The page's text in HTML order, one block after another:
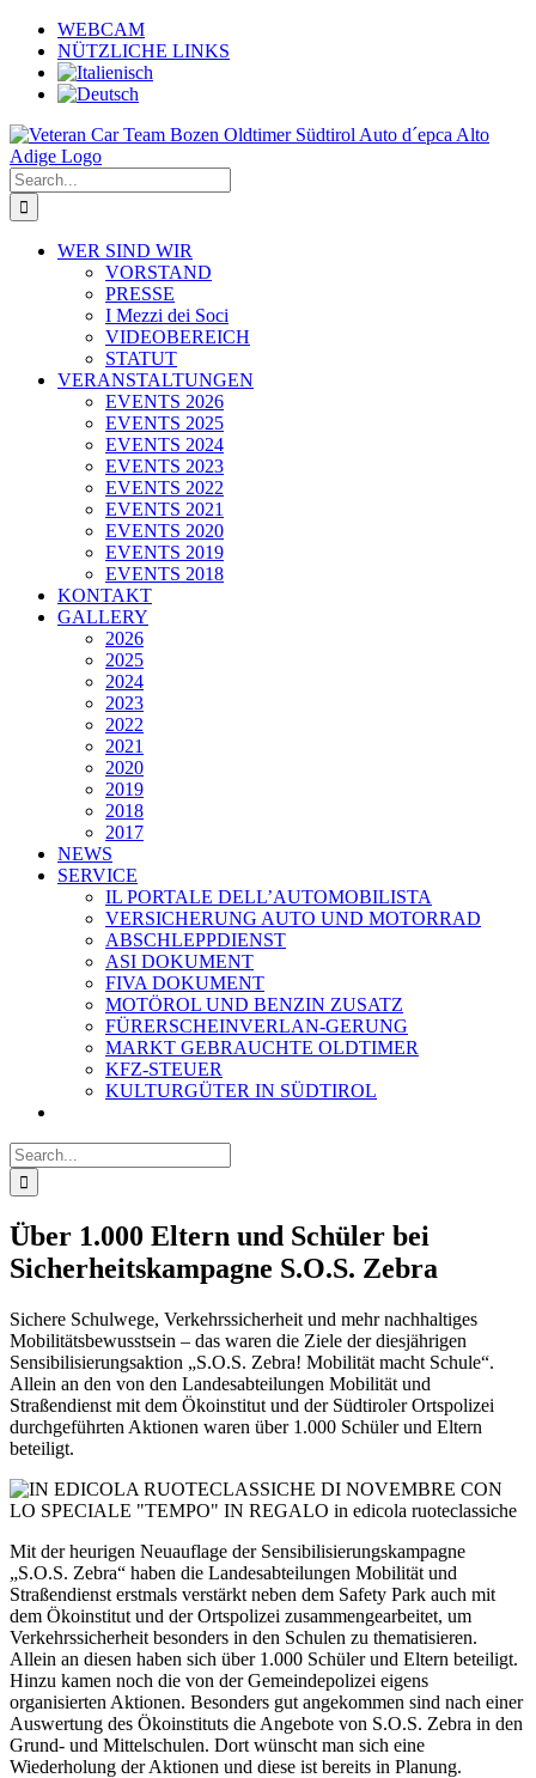
Skip
content
WEBCAM
NÜTZLICHE LINKS
Search
for:
WER SIND WIR
VORSTAND
PRESSE
I Mezzi dei Soci
VIDEOBEREICH
STATUT
VERANSTALTUNGEN
EVENTS 2026
EVENTS 2025
EVENTS 2024
EVENTS 2023
EVENTS 2022
EVENTS 2021
EVENTS 2020
EVENTS 2019
EVENTS 2018
KONTAKT
GALLERY
2026
2025
2024
2023
2022
2021
2020
2019
2018
2017
NEWS
SERVICE
IL PORTALE DELL’AUTOMOBILISTA
VERSICHERUNG AUTO UND MOTORRAD
ABSCHLEPPDIENST
ASI DOKUMENT
FIVA DOKUMENT
MOTÖROL UND BENZIN ZUSATZ
FÜRERSCHEINVERLAN-GERUNG
MARKT GEBRAUCHTE OLDTIMER
KFZ-STEUER
KULTURGÜTER IN SÜDTIROL
Search
for:
Über 1.000 Eltern und Schüler bei
Sicherheitskampagne S.O.S. Zebra
Sichere Schulwege, Verkehrssicherheit und mehr nachhaltiges
Mobilitätsbewusstsein – das waren die Ziele der diesjährigen
Sensibilisierungsaktion „S.O.S. Zebra! Mobilität macht Schule“.
Allein an den von den Landesabteilungen Mobilität und
Straßendienst mit dem Ökoinstitut und der Südtiroler Ortspolizei
durchgeführten Aktionen waren über 1.000 Schüler und Eltern
beteiligt.
Mit der heurigen Neuauflage der Sensibilisierungskampagne
„S.O.S. Zebra“ haben die Landesabteilungen Mobilität und
Straßendienst erstmals verstärkt neben dem Safety Park auch mit
dem Ökoinstitut und der Ortspolizei zusammengearbeitet, um
Verkehrssicherheit besonders in den Schulen zu thematisieren.
Allein an diesen haben sich über 1.000 Schüler und Eltern beteiligt.
Hinzu kamen noch die von der Gemeindepolizei eigens
organisierten Aktionen. Besonders gut angekommen sind nach einer
Auswertung des Ökoinstituts die Angebote von S.O.S. Zebra in den
Grund- und Mittelschulen. Dort wünscht man sich eine
Wiederholung der Aktionen und diese ist bereits in Planung.